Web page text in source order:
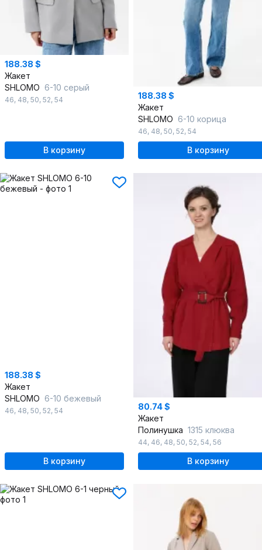
188.38 $
Жакет
SHLOMO 6-10 серый
46, 48, 50, 52, 54
В корзину
188.38 $
Жакет
SHLOMO 6-10 корица
46, 48, 50, 52, 54
В корзину
188.38 $
Жакет
SHLOMO 6-10 бежевый
46, 48, 50, 52, 54
В корзину
80.74 $
Жакет
Полинушка 1315 клюква
44, 46, 48, 50, 52, 54, 56
В корзину